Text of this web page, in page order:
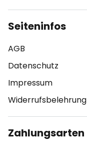
Seiteninfos
AGB
Datenschutz
Impressum
Widerrufsbelehrung
Zahlungsarten